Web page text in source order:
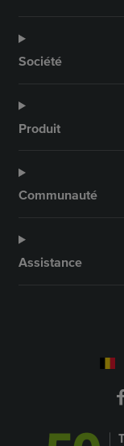
Société
Produit
Communauté
Assistance